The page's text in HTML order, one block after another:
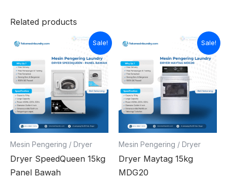
Related products
Sale!
Mesin Pengering / Dryer
Dryer SpeedQueen 15kg
Panel Bawah
Original
was:
Rp16.700.000.
Current
is:
Rp16.500.000.
Sale!
Mesin Pengering / Dryer
Dryer Maytag 15kg
MDG20
Original
was:
Rp18.500.000.
Current
is:
Rp18.000.000.